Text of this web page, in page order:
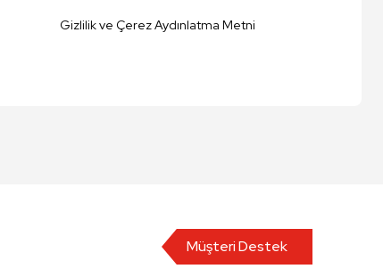
Gizlilik ve Çerez Aydınlatma Metni
Müşteri Destek